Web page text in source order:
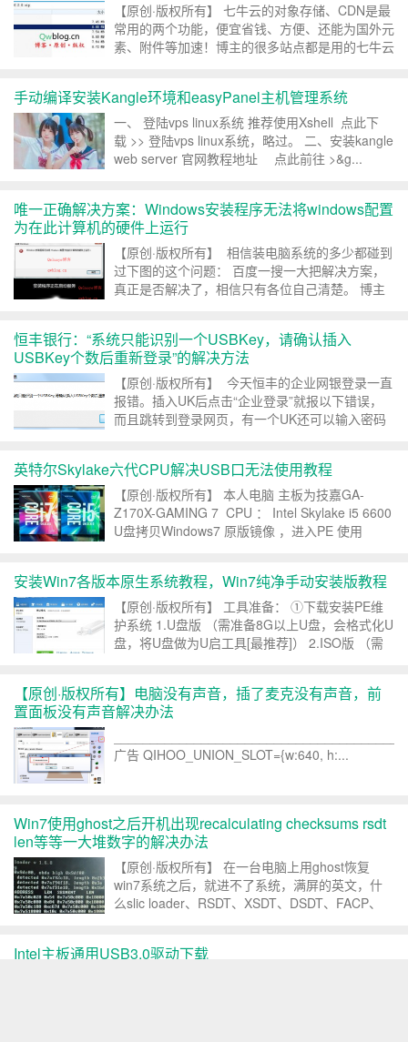
【原创·版权所有】 七牛云的对象存储、CDN是最
常用的两个功能，便宜省钱、方便、还能为国外元
素、附件等加速！博主的很多站点都是用的七牛云
七牛云连压缩功能都没有，总不能一个一个文件
夹、...
手动编译安装Kangle环境和easyPanel主机管理系统
一、 登陆vps linux系统 推荐使用Xshell 点此下
载 >> 登陆vps linux系统，略过。 二、安装kangle
web server 官网教程地址 点此前往 >&g...
唯一正确解决方案：Windows安装程序无法将windows配置
为在此计算机的硬件上运行
【原创·版权所有】 相信装电脑系统的多少都碰到
过下图的这个问题： 百度一搜一大把解决方案，
真正是否解决了，相信只有各位自己清楚。 博主
恒丰银行：“系统只能识别一个USBKey，请确认插入
USBKey个数后重新登录”的解决方法
【原创·版权所有】 今天恒丰的企业网银登录一直
报错。插入UK后点击“企业登录”就报以下错误，
而且跳转到登录网页，有一个UK还可以输入密码
记...
英特尔Skylake六代CPU解决USB口无法使用教程
【原创·版权所有】 本人电脑 主板为技嘉GA-
Z170X-GAMING 7 CPU ： Intel Skylake i5 6600
U盘拷贝Windows7 原版镜像 ，进入PE 使用
安装Win7各版本原生系统教程，Win7纯净手动安装版教程
【原创·版权所有】 工具准备： ①下载安装PE维
护系统 1.U盘版 （需准备8G以上U盘，会格式化U
盘，将U盘做为U启工具[最推荐]） 2.ISO版 （需
【原创·版权所有】电脑没有声音，插了麦克没有声音，前
置面板没有声音解决办法
广告 QIHOO_UNION_SLOT={w:640, h:...
Win7使用ghost之后开机出现recalculating checksums rsdt
len等等一大堆数字的解决办法
【原创·版权所有】 在一台电脑上用ghost恢复
win7系统之后，就进不了系统，满屏的英文，什
么slic loader、RSDT、XSDT、DSDT、FACP、
Intel主板通用USB3.0驱动下载